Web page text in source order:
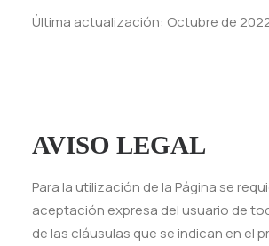
Última actualización: Octubre de
AVISO LEGAL
Para la utilización de la Página se
aceptación expresa del usuario de
de las cláusulas que se indican en el